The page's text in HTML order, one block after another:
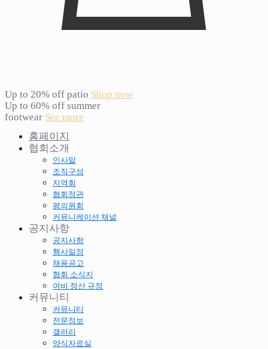
Up to 20% off patio Shop now
Up to 60% off summer
footwear See more
홈페이지
협회소개
인사말
조직구성
지역회
협회정관
평의원회
커뮤니케이션 채널
공지사항
공지사항
행사일정
채용공고
협회 소식지
여비 정산 규정
커뮤니티
커뮤니티
전문정보
갤러리
양식자료실